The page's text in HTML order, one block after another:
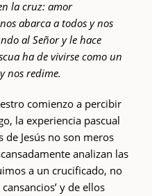
la cruz: amor
abarca a todos y nos
al Señor y le hace
ha de vivirse como un
nos redime.
comienzo a percibir
la experiencia pascual
Jesús no son meros
analizan las
a un crucificado, no
y de ellos